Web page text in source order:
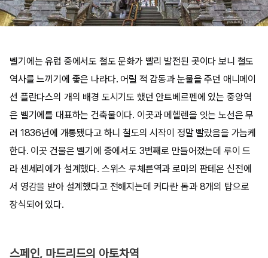
벨기에는 유럽 중에서도 철도 문화가 빨리 발전된 곳이다 보니 철도
역사를 느끼기에 좋은 나라다. 어릴 적 감동과 눈물을 주던 애니메이
션 플란다스의 개의 배경 도시기도 했던 안트베르펜에 있는 중앙역
은 벨기에를 대표하는 건축물이다. 이곳과 메헬렌을 잇는 노선은 무
려 1836년에 개통됐다고 하니 철도의 시작이 정말 빨랐음을 가늠케
한다. 이곳 건물은 벨기에 중에서도 3번째로 만들어졌는데 루이 드
라 센세리에가 설계했다. 스위스 루체른역과 로마의 판테온 신전에
서 영감을 받아 설계했다고 전해지는데 커다란 돔과 8개의 탑으로
장식되어 있다.
스페인, 마드리드의 아토차역